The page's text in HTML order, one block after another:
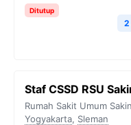
Ditutup
2
Staf CSSD RSU
Rumah Sakit Umum
Yogyakarta, Sleman